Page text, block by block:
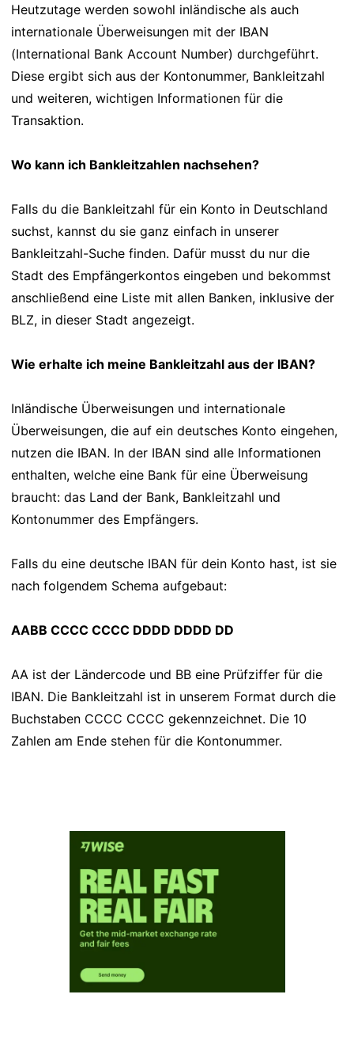
Heutzutage werden sowohl inländische als auch
internationale Überweisungen mit der IBAN
(International Bank Account Number) durchgeführt.
Diese ergibt sich aus der Kontonummer, Bankleitzahl
und weiteren, wichtigen Informationen für die
Transaktion.
Wo kann ich Bankleitzahlen nachsehen?
Falls du die Bankleitzahl für ein Konto in Deutschland
suchst, kannst du sie ganz einfach in unserer
Bankleitzahl-Suche finden. Dafür musst du nur die
Stadt des Empfängerkontos eingeben und bekommst
anschließend eine Liste mit allen Banken, inklusive der
BLZ, in dieser Stadt angezeigt.
Wie erhalte ich meine Bankleitzahl aus der IBAN?
Inländische Überweisungen und internationale
Überweisungen, die auf ein deutsches Konto eingehen,
nutzen die IBAN. In der IBAN sind alle Informationen
enthalten, welche eine Bank für eine Überweisung
braucht: das Land der Bank, Bankleitzahl und
Kontonummer des Empfängers.
Falls du eine deutsche IBAN für dein Konto hast, ist sie
nach folgendem Schema aufgebaut:
AABB CCCC CCCC DDDD DDDD DD
AA ist der Ländercode und BB eine Prüfziffer für die
IBAN. Die Bankleitzahl ist in unserem Format durch die
Buchstaben CCCC CCCC gekennzeichnet. Die 10
Zahlen am Ende stehen für die Kontonummer.